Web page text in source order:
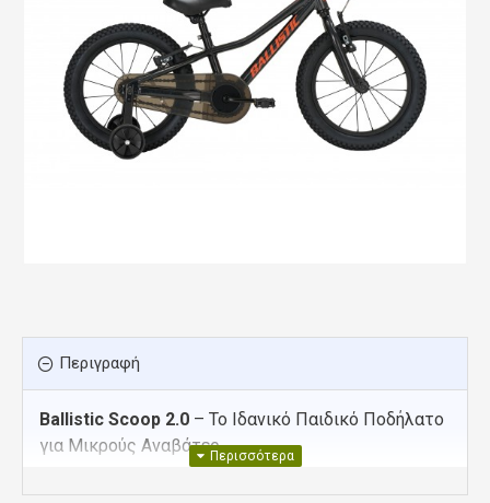
Περιγραφή
Ballistic Scoop 2.0 – Το Ιδανικό Παιδικό Ποδήλατο
για Μικρούς Αναβάτες
Το Ballistic Scoop 2.0 είναι ένα unisex παιδικό